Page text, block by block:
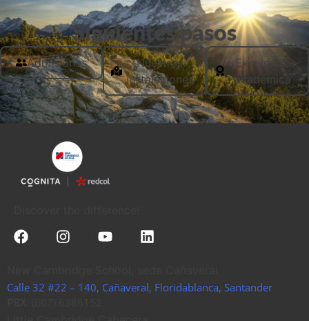
Siguientes pasos
Admisiones
Nuestras
instalaciones
Excelencia
académica
Calle 32 #22 – 140, Cañaveral, Floridablanca, Santander